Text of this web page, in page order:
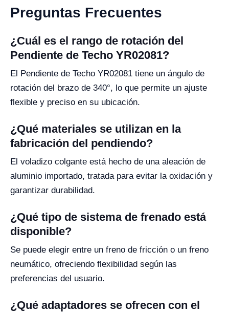
Preguntas Frecuentes
¿Cuál es el rango de rotación del
Pendiente de Techo YR02081?
El Pendiente de Techo YR02081 tiene un ángulo de
rotación del brazo de 340°, lo que permite un ajuste
flexible y preciso en su ubicación.
¿Qué materiales se utilizan en la
fabricación del pendiendo?
El voladizo colgante está hecho de una aleación de
aluminio importado, tratada para evitar la oxidación y
garantizar durabilidad.
¿Qué tipo de sistema de frenado está
disponible?
Se puede elegir entre un freno de fricción o un freno
neumático, ofreciendo flexibilidad según las
preferencias del usuario.
¿Qué adaptadores se ofrecen con el